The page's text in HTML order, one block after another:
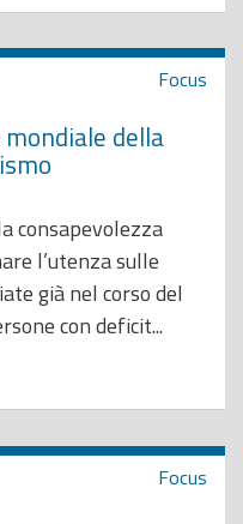
Focus
della
consapevolezza
l’utenza sulle
già nel corso del
con deficit...
Focus